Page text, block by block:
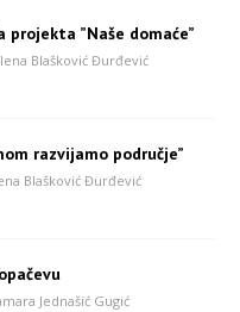
”Naše domaće”
Blašković Đurđević
razvijamo područje”
Blašković Đurđević
Jednašić Gugić